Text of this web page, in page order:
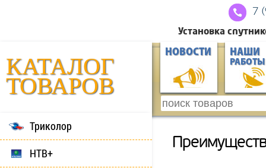
7
Установка
КАТАЛОГ
ТОВАРОВ
НОВОСТИ НАШИ
РАБОТЫ
Триколор
НТВ+